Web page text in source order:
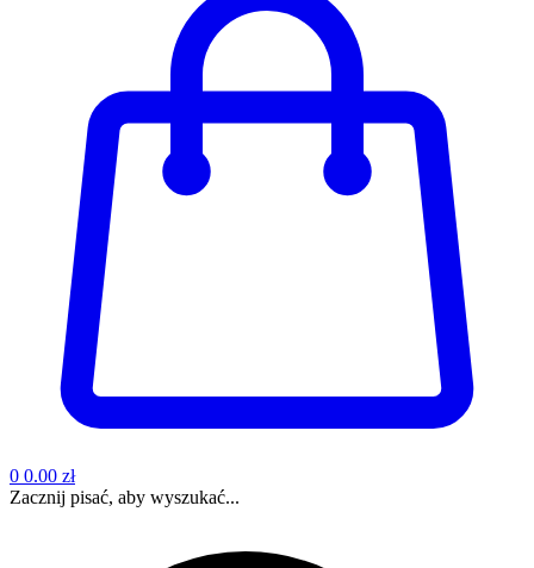
0 0.00 zł
Zacznij pisać, aby wyszukać...